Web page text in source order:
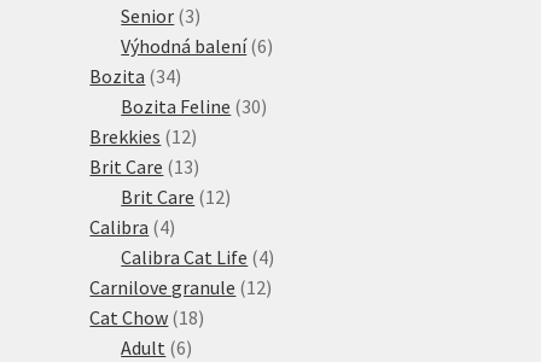
produkty
Senior 33
produkty
Výhodná balení 66
Bozita 3434
produktů
Bozita Feline 3030
Brekkies 1212
produktů
Brit Care 1313
produktů
Brit Care 1212
Calibra 44
produkty
Calibra Cat Life 44
produkty
Carnilove granule 1212
Cat Chow 1818
Adult 66